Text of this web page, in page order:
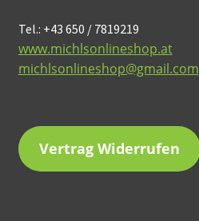
Tel.: +43 650 / 7819219
www.michlsonlineshop.at
michlsonlineshop@gmail.com
Vertrag Widerrufen